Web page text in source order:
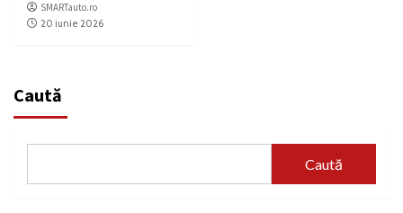
SMARTauto.ro
20 iunie 2026
Caută
Caută